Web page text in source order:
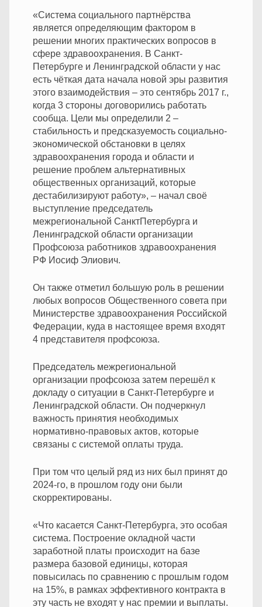
«Система социального партнёрства
является определяющим фактором в
решении многих практических вопросов в
сфере здравоохранения. В Санкт-
Петербурге и Ленинградской области у нас
есть чёткая дата начала новой эры развития
этого взаимодействия – это сентябрь 2017 г.,
когда 3 стороны договорились работать
сообща. Цели мы определили 2 –
стабильность и предсказуемость социально-
экономической обстановки в целях
здравоохранения города и области и
решение проблем альтернативных
общественных организаций, которые
дестабилизируют работу», – начал своё
выступление председатель
межрегиональной СанктПетербурга и
Ленинградской области организации
Профсоюза работников здравоохранения
РФ Иосиф Элиович.
Он также отметил большую роль в решении
любых вопросов Общественного совета при
Министерстве здравоохранения Российской
Федерации, куда в настоящее время входят
4 представителя профсоюза.
Председатель межрегиональной
организации профсоюза затем перешёл к
докладу о ситуации в Санкт-Петербурге и
Ленинградской области. Он подчеркнул
важность принятия необходимых
нормативно-правовых актов, которые
связаны с системой оплаты труда.
При том что целый ряд из них был принят до
2024-го, в прошлом году они были
скорректированы.
«Что касается Санкт-Петербурга, это особая
система. Построение окладной части
заработной платы происходит на базе
размера базовой единицы, которая
повысилась по сравнению с прошлым годом
на 15%, в рамках эффективного контракта в
эту часть не входят у нас премии и выплаты.